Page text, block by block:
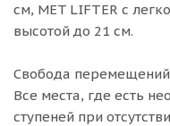
см, MET LIFTER с
высотой до 21 см.
Свобода перемещений
Все места, где есть
ступеней при